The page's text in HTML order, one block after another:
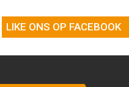
LIKE ONS OP FACEBOOK